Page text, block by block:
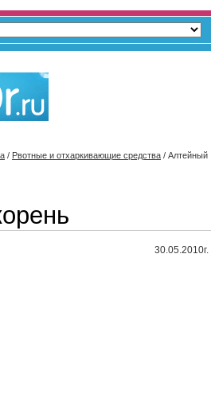
/ Рвотные и отхаркивающие средства / Алтейный
30.05.2010г.